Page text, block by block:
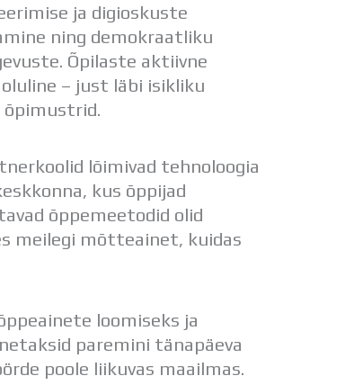
ja digioskuste
ning demokraatliku
Õpilaste aktiivne
– just läbi isikliku
õpimustrid.
lõimivad tehnoloogia
kus õppijad
õppemeetodid olid
meilegi mõtteainet, kuidas
loomiseks ja
paremini tänapäeva
poole liikuvas maailmas.